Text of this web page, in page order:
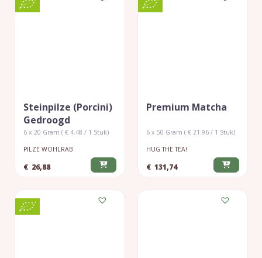
Steinpilze (porcini)
Gedroogd
6 x 20 Gram ( € 4.48 / 1 Stuk)
PILZE WOHLRAB
€ 26,88
Premium Matcha
6 x 50 Gram ( € 21.96 / 1 Stuk)
HUG THE TEA!
€ 131,74